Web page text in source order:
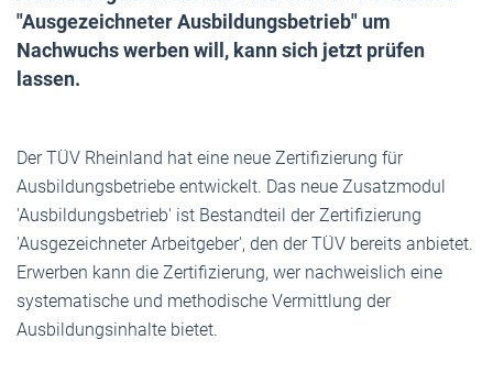
"Ausgezeichneter Ausbildungsbetrieb" um
Nachwuchs werben will, kann sich jetzt prüfen
lassen.
Der TÜV Rheinland hat eine neue Zertifizierung für
Ausbildungsbetriebe entwickelt. Das neue Zusatzmodul
'Ausbildungsbetrieb' ist Bestandteil der Zertifizierung
'Ausgezeichneter Arbeitgeber', den der TÜV bereits anbietet.
Erwerben kann die Zertifizierung, wer nachweislich eine
systematische und methodische Vermittlung der
Ausbildungsinhalte bietet.